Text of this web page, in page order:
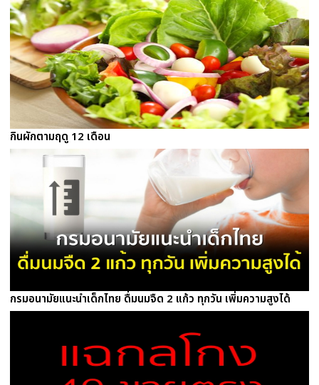
กินผักตามฤดู 12 เดือน
กรมอนามัยแนะนำเด็กไทย ดื่มนมจืด 2 แก้ว ทุกวัน เพิ่มความสูงได้